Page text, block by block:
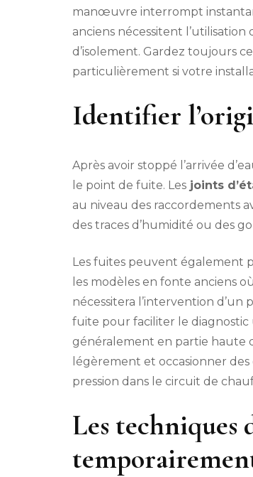
manœuvre interrompt
anciens nécessitent
d’isolement. Gardez toujours
particulièrement si votre
Identifier
Après avoir stoppé l’arrivée
le point de fuite. Les joints
au niveau des raccordements
des traces d’humidité ou des
Les fuites peuvent également
les modèles en fonte anciens
nécessitera l’intervention
fuite pour faciliter le diagnostic
généralement en partie haute
légèrement et occasionner
pression dans le circuit de
Les techniques